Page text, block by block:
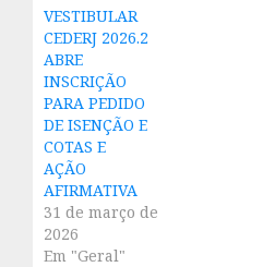
VESTIBULAR
CEDERJ 2026.2
ABRE
INSCRIÇÃO
PARA PEDIDO
DE ISENÇÃO E
COTAS E
AÇÃO
AFIRMATIVA
31 de março de
2026
Em "Geral"